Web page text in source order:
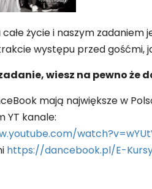
życie i naszym
występu przed gośćmi,
wiesz na pewno że
mają największe w
YT kanale:
https://dancebook.pl/E-